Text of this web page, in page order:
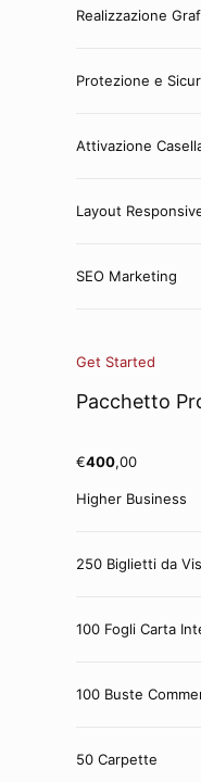
Realizzazione
Protezione e
Attivazione
Layout
SEO Marketing
Get Started
Pacchetto
€400,00
Higher Business
250 Biglietti da
100 Fogli Carta
100 Buste
50 Carpette